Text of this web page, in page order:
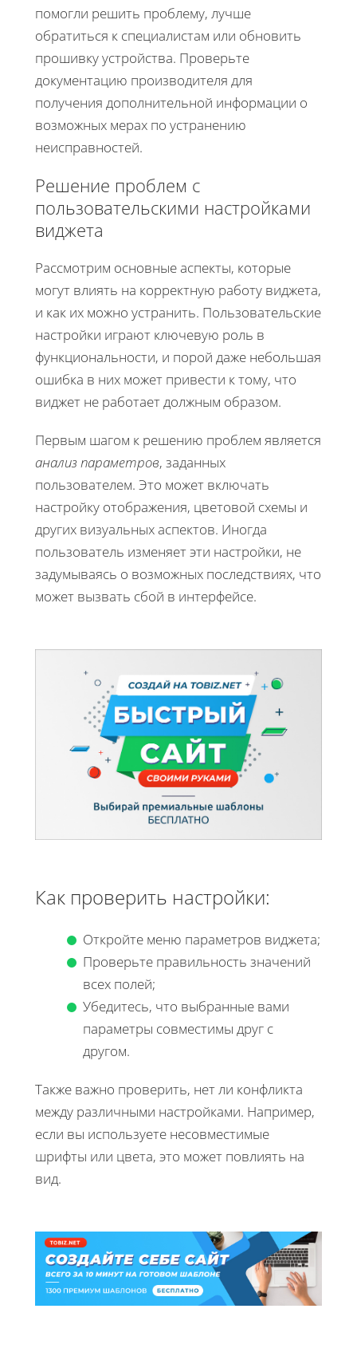
помогли решить проблему, лучше
обратиться к специалистам или обновить
прошивку устройства. Проверьте
документацию производителя для
получения дополнительной информации о
возможных мерах по устранению
неисправностей.
Решение проблем с
пользовательскими настройками
виджета
Рассмотрим основные аспекты, которые
могут влиять на корректную работу виджета,
и как их можно устранить. Пользовательские
настройки играют ключевую роль в
функциональности, и порой даже небольшая
ошибка в них может привести к тому, что
виджет не работает должным образом.
Первым шагом к решению проблем является
анализ параметров, заданных
пользователем. Это может включать
настройку отображения, цветовой схемы и
других визуальных аспектов. Иногда
пользователь изменяет эти настройки, не
задумываясь о возможных последствиях, что
может вызвать сбой в интерфейсе.
Как проверить настройки:
Откройте меню параметров виджета;
Проверьте правильность значений
всех полей;
Убедитесь, что выбранные вами
параметры совместимы друг с
другом.
Также важно проверить, нет ли конфликта
между различными настройками. Например,
если вы используете несовместимые
шрифты или цвета, это может повлиять на
вид.